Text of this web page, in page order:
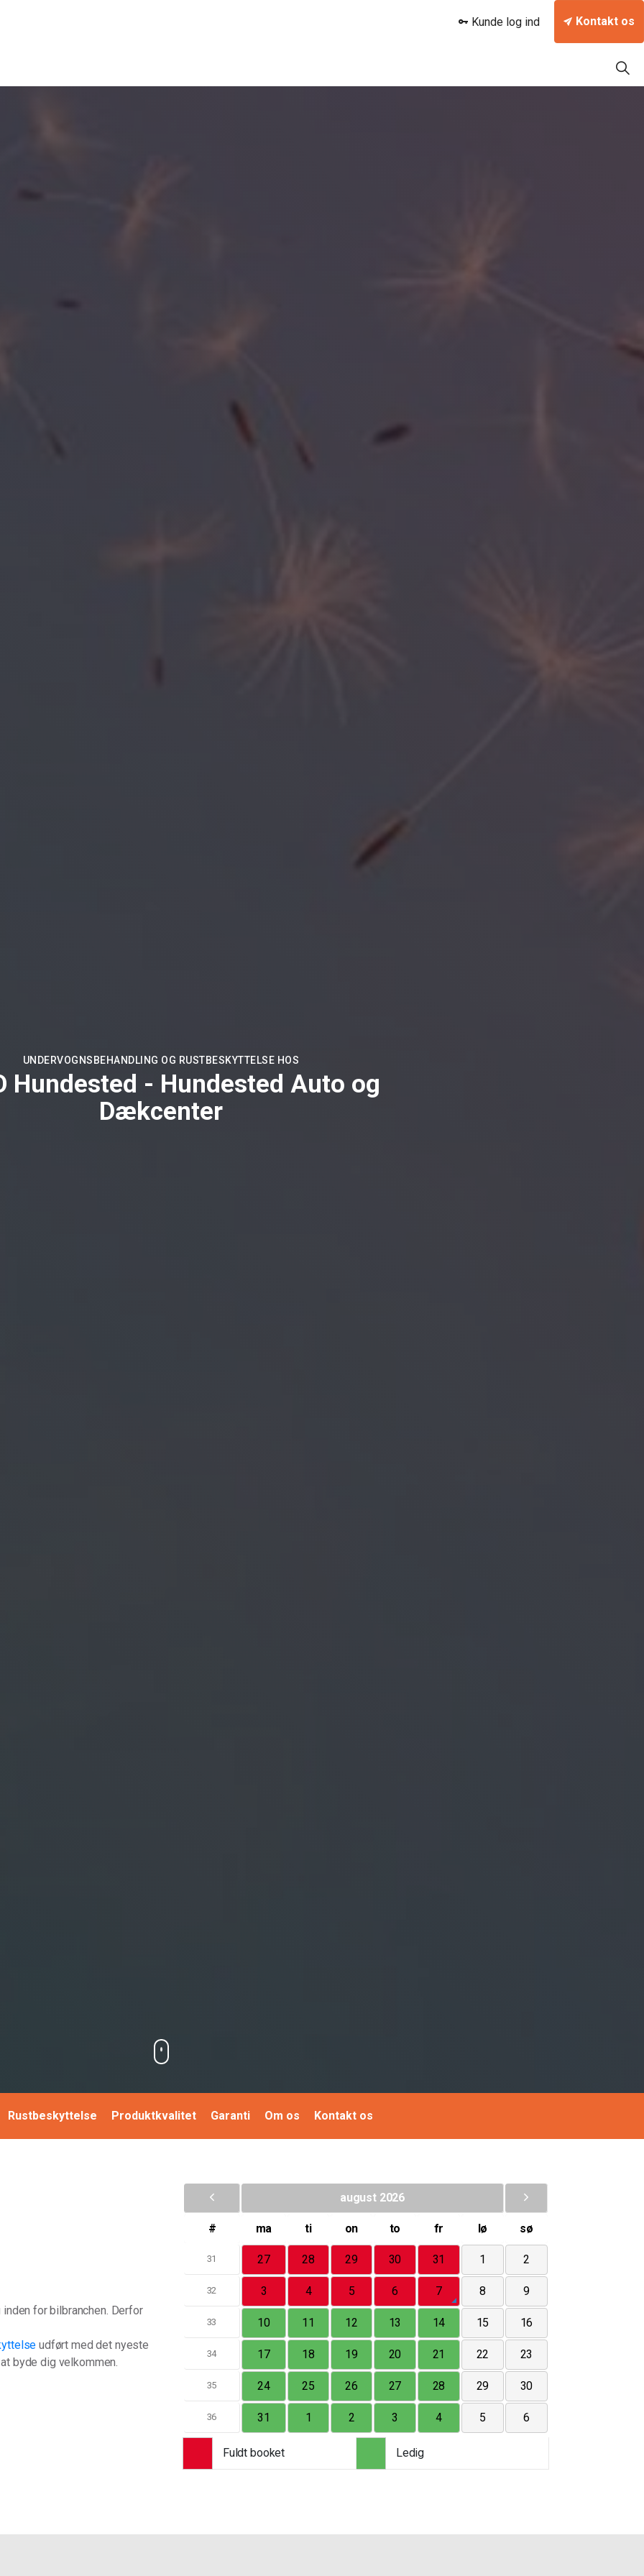
Kunde log ind Kontakt os
UNDERVOGNSBEHANDLING OG RUSTBESKYTTELSE HOS
Hundested - Hundested Auto og
Dækcenter
Rustbeskyttelse Produktkvalitet Garanti Om os Kontakt os
for bilbranchen. Derfor
udført med det nyeste
byde dig velkommen.
august 2026
# ma ti on to fr lø sø
31 27 28 29 30 31 1 2
32 3 4 5 6 7 8 9
33 10 11 12 13 14 15 16
34 17 18 19 20 21 22 23
35 24 25 26 27 28 29 30
36 31 1 2 3 4 5 6
Fuldt booket Ledig